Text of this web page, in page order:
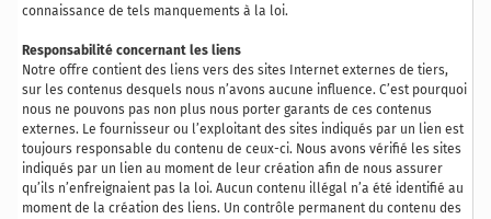
connaissance de tels manquements à la loi.
Responsabilité concernant les liens
Notre offre contient des liens vers des sites Internet externes de tiers,
sur les contenus desquels nous n’avons aucune influence. C’est pourquoi
nous ne pouvons pas non plus nous porter garants de ces contenus
externes. Le fournisseur ou l’exploitant des sites indiqués par un lien est
toujours responsable du contenu de ceux-ci. Nous avons vérifié les sites
indiqués par un lien au moment de leur création afin de nous assurer
qu’ils n’enfreignaient pas la loi. Aucun contenu illégal n’a été identifié au
moment de la création des liens. Un contrôle permanent du contenu des